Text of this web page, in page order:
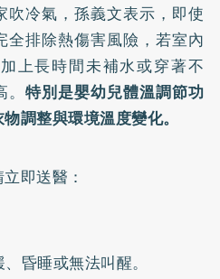
吹冷氣，孫義文表示，即使
全排除熱傷害風險，若室內
上長時間未補水或穿著不
。特別是嬰幼兒體溫調節功
調整與環境溫度變化。
即送醫：
昏睡或無法叫醒。